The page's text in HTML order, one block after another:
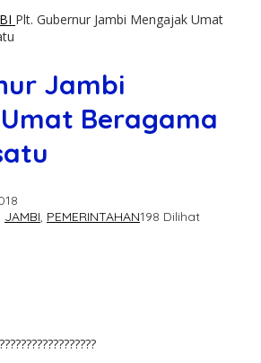
Plt. Gubernur Jambi Mengajak Umat
Jambi
Beragama
JAMBI, PEMERINTAHAN198 Dilihat